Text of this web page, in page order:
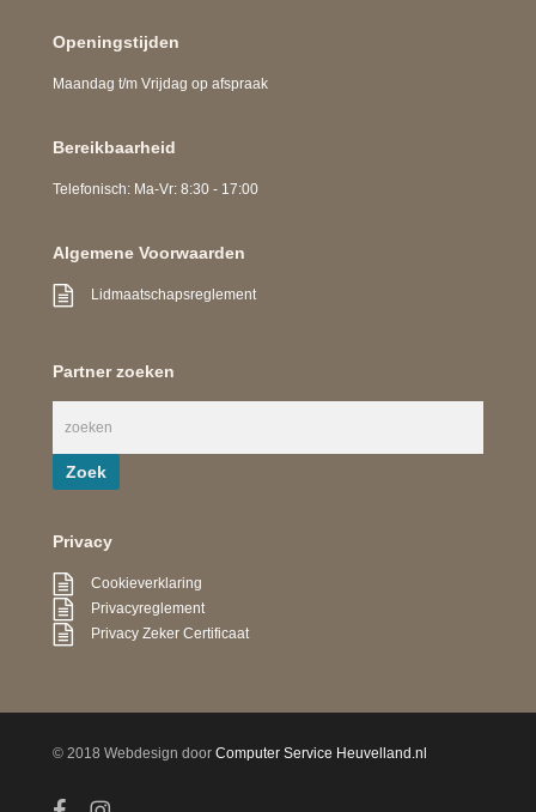
Openingstijden
Maandag t/m Vrijdag op afspraak
Bereikbaarheid
Telefonisch: Ma-Vr: 8:30 - 17:00
Algemene Voorwaarden
Lidmaatschapsreglement
Partner zoeken
Privacy
Cookieverklaring
Privacyreglement
Privacy Zeker Certificaat
© 2018 Webdesign doorComputer Service Heuvelland.nl
facebookinstagram